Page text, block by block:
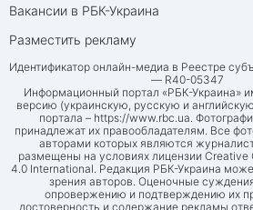
Вакансии в РБК-Украина
Разместить рекламу
Идентификатор онлайн-медиа в Реестре
— R40-05347
Информационный портал «РБК-Украина»
версию (украинскую, русскую и
портала – https://www.rbc.ua .
принадлежат их правообладателям. Все
авторами которых являются
размещены на условиях лицензии Creative
4.0 International. Редакция РБК-Украина
зрения авторов. Оценочные
опровержению и подтверждению их
достоверность и содержание рекламы